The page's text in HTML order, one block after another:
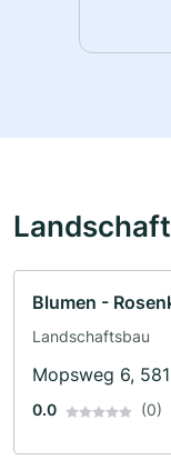
Blumen -
Landschaftsbau
Mopsweg 6,
0.0 (0)